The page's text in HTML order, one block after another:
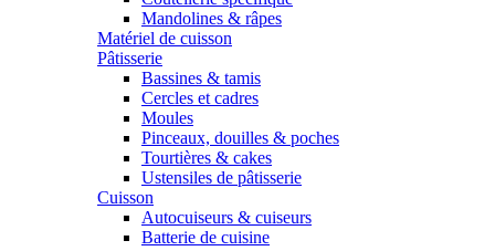
Mandolines & râpes
Matériel de cuisson
Pâtisserie
Bassines & tamis
Cercles et cadres
Moules
Pinceaux, douilles & poches
Tourtières & cakes
Ustensiles de pâtisserie
Cuisson
Autocuiseurs & cuiseurs
Batterie de cuisine